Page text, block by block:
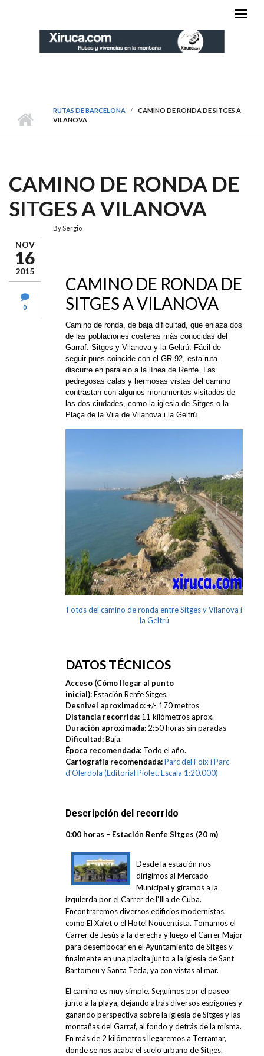
RUTAS DE BARCELONA
CAMINO DE RONDA DE SITGES A
VILANOVA
CAMINO DE RONDA DE
SITGES A VILANOVA
NOV
16
2015
0
BySergio
CAMINO DE RONDA DE
SITGES A VILANOVA
Camino de ronda, de baja dificultad, que enlaza dos
de las poblaciones costeras más conocidas del
Garraf: Sitges y Vilanova y la Geltrú. Fácil de
seguir pues coincide con el GR 92, esta ruta
discurre en paralelo a la línea de Renfe. Las
pedregosas calas y hermosas vistas del camino
contrastan con algunos monumentos visitados de
las dos ciudades, como la iglesia de Sitges o la
Plaça de la Vila de Vilanova i la Geltrú.
Fotos del camino de ronda entre Sitges y Vilanova i
la Geltrú
DATOS TÉCNICOS
Acceso (Cómo llegar al punto
inicial):Estación Renfe Sitges.
Desnivel aproximado: +/- 170 metros
Distancia recorrida: 11 kilómetros aprox.
Duración aproximada: 2:50 horas sin paradas
Dificultad:Baja.
Época recomendada: Todo el año.
Cartografía recomendada:Parc del Foix i Parc
d'Olerdola (Editorial Piolet. Escala 1:20.000)
Descripción del recorrido
0:00 horas – Estación Renfe Sitges (20 m)
Desde la estación nos
dirigimos al Mercado
Municipal y giramos a la
izquierda por el Carrer de l'Illa de Cuba.
Encontraremos diversos edificios modernistas,
como El Xalet o el Hotel Noucentista. Tomamos el
Carrer de Jesús a la derecha y luego el Carrer Major
para desembocar en el Ayuntamiento de Sitges y
finalmente en una placita junto a la iglesia de Sant
Bartomeu y Santa Tecla, ya con vistas al mar.
El camino es muy simple. Seguimos por el paseo
junto a la playa, dejando atrás diversos espigones y
ganando perspectiva sobre la iglesia de Sitges y las
montañas del Garraf, al fondo y detrás de la misma.
En más de 2 kilómetros llegaremos a Terramar,
donde se nos acaba el suelo urbano de Sitges.